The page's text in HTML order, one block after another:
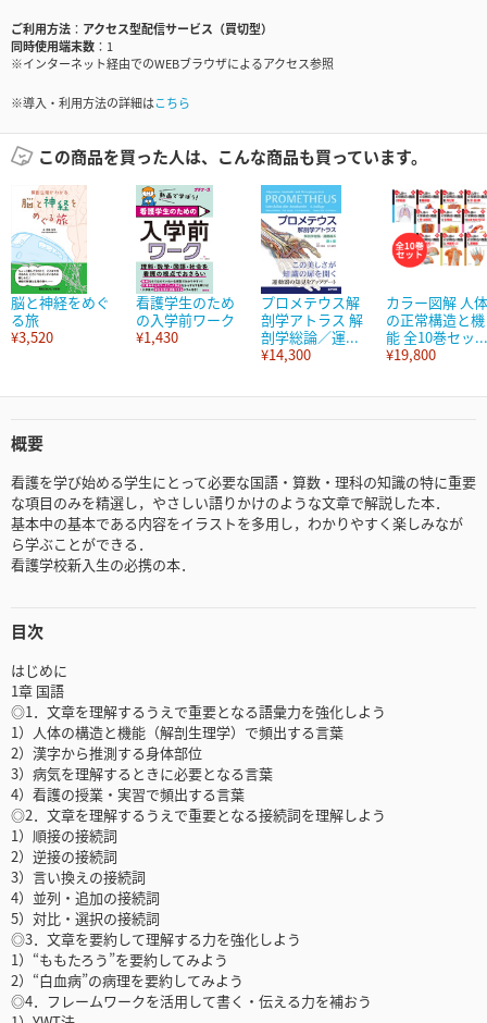
ご利用方法
アクセス型配信サービス（買切型）
同時使用端末数
1
※インターネット経由でのWEBブラウザによるアクセス参照
※導入・利用方法の詳細はこちら
この商品を買った人は、こんな商品も買っています。
脳と神経をめぐ
る旅
¥3,520
看護学生のため
の入学前ワーク
¥1,430
プロメテウス解
剖学アトラス 解
剖学総論／運...
¥14,300
カラー図解 人体
の正常構造と機
能 全10巻セッ...
¥19,800
概要
看護を学び始める学生にとって必要な国語・算数・理科の知識の特に重要
な項目のみを精選し，やさしい語りかけのような文章で解説した本．
基本中の基本である内容をイラストを多用し，わかりやすく楽しみなが
ら学ぶことができる．
看護学校新入生の必携の本．
目次
はじめに
1章 国語
◎1．文章を理解するうえで重要となる語彙力を強化しよう
1）人体の構造と機能（解剖生理学）で頻出する言葉
2）漢字から推測する身体部位
3）病気を理解するときに必要となる言葉
4）看護の授業・実習で頻出する言葉
◎2．文章を理解するうえで重要となる接続詞を理解しよう
1）順接の接続詞
2）逆接の接続詞
3）言い換えの接続詞
4）並列・追加の接続詞
5）対比・選択の接続詞
◎3．文章を要約して理解する力を強化しよう
1）“ももたろう”を要約してみよう
2）“白血病”の病理を要約してみよう
◎4．フレームワークを活用して書く・伝える力を補おう